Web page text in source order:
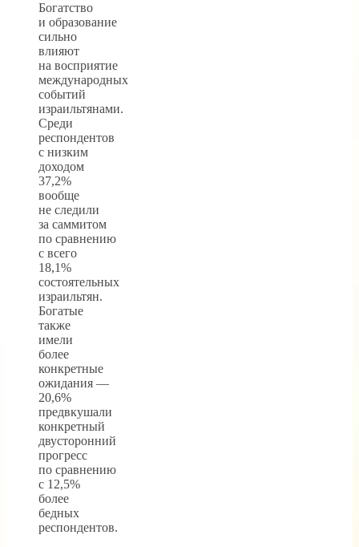
Богатство
и образование
сильно
влияют
на восприятие
международных
событий
израильтянами.
Среди
респондентов
с низким
доходом
37,2%
вообще
не следили
за саммитом
по сравнению
с всего
18,1%
состоятельных
израильтян.
Богатые
также
имели
более
конкретные
ожидания —
20,6%
предвкушали
конкретный
двусторонний
прогресс
по сравнению
с 12,5%
более
бедных
респондентов.